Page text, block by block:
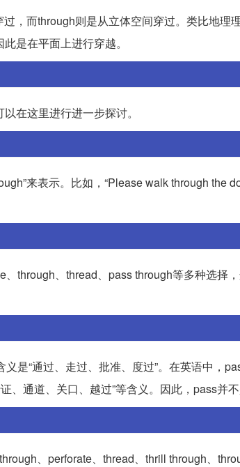
，而through则是从立体空间穿过。类比地理
是在平面上进行穿越。
在这里进行进一步探讨。
来表示。比如，“Please walk through the
、through、thread、pass through等多种选择
是“通过、走过、批准、度过”。在英语中，
、通道、关口、越过”等含义。因此，pass并不
、perforate、thread、thrill through、